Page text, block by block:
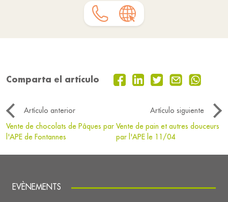
Comparta el artículo
Artículo anterior
Artículo siguiente
Vente de chocolats de Pâques par
l'APE de Fontannes
Vente de pain et autres douceurs
par l'APE le 11/04
EVÈNEMENTS